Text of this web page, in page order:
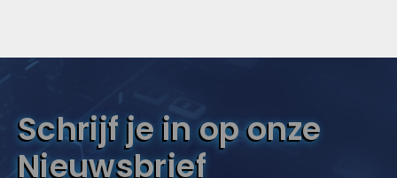
Schrijf je in op onze
Nieuwsbrief